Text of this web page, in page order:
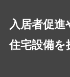
入居者促進
住宅設備を